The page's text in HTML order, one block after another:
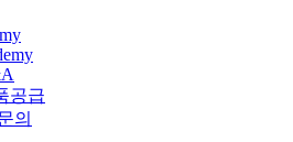
공급
의